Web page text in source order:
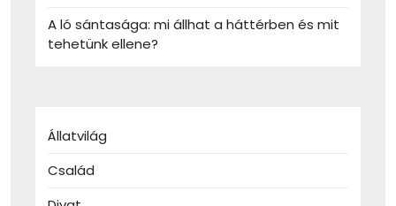
A ló sántasága: mi állhat a háttérben és mit
tehetünk ellene?
Állatvilág
Család